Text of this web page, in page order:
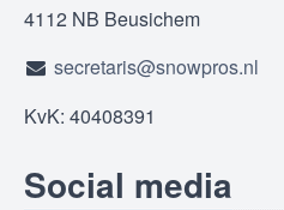
4112 NB Beusichem
secretaris@snowpros.nl
KvK: 40408391
Social media